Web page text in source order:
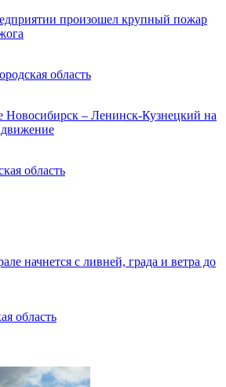
произошел крупный пожар
область
Новосибирск – Ленинск-Кузнецкий на
движение
область
начнется с ливней, града и ветра до
область